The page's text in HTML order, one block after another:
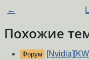
←
Похожие
Форум